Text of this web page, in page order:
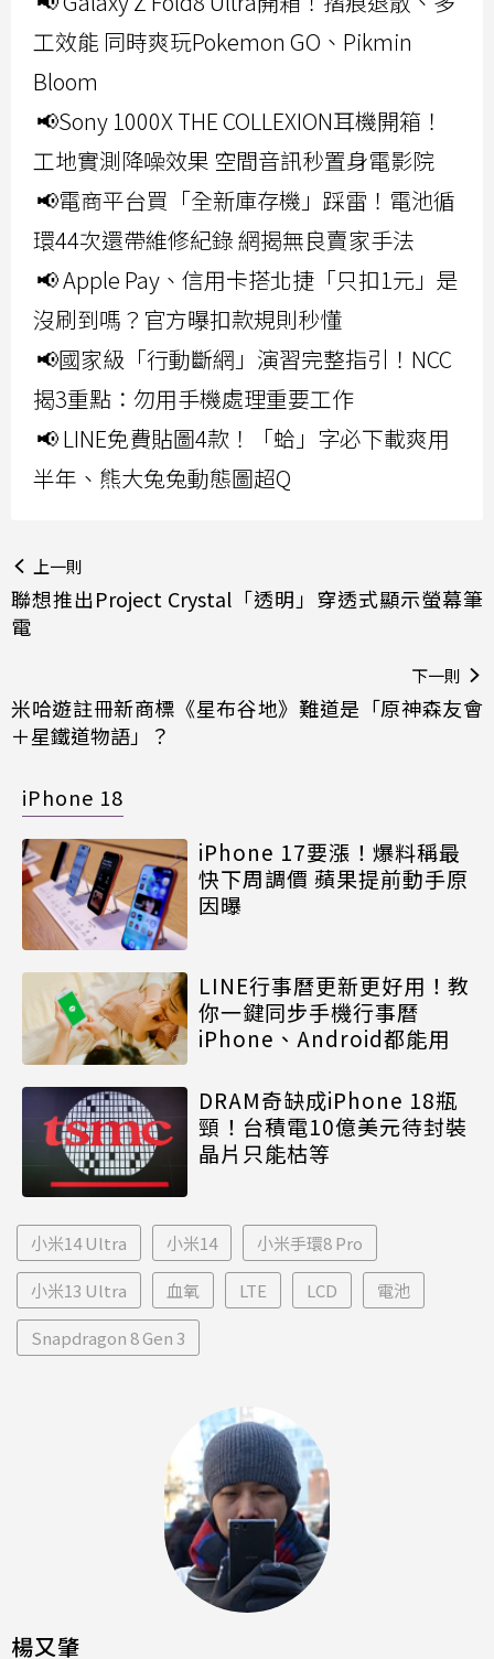
工效能 同時爽玩Pokemon GO、Pikmin
Bloom
📢Sony 1000X THE COLLEXION耳機開箱！
工地實測降噪效果 空間音訊秒置身電影院
📢電商平台買「全新庫存機」踩雷！電池循
環44次還帶維修紀錄 網揭無良賣家手法
📢 Apple Pay、信用卡搭北捷「只扣1元」是
沒刷到嗎？官方曝扣款規則秒懂
📢國家級「行動斷網」演習完整指引！NCC
揭3重點：勿用手機處理重要工作
📢 LINE免費貼圖4款！「蛤」字必下載爽用
半年、熊大兔兔動態圖超Q
上一則
聯想推出Project Crystal「透明」穿透式顯示螢幕筆
電
下一則
米哈遊註冊新商標《星布谷地》難道是「原神森友會
＋星鐵道物語」？
iPhone 18
iPhone 17要漲！爆料稱最
快下周調價 蘋果提前動手原
因曝
LINE行事曆更新更好用！教
你一鍵同步手機行事曆
iPhone、Android都能用
DRAM奇缺成iPhone 18瓶
頸！台積電10億美元待封裝
晶片只能枯等
小米14 Ultra 小米14 小米手環8 Pro
小米13 Ultra 血氧 LTE LCD 電池
Snapdragon 8 Gen 3
楊又肇